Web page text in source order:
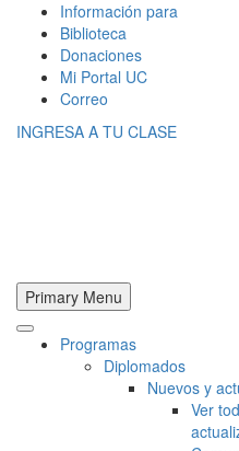
Información para
Biblioteca
Donaciones
Mi Portal UC
Correo
INGRESA A TU CLASE
Primary Menu
Programas
Diplomados
Nuevos y
Ver